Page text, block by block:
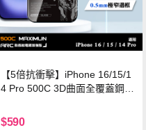
【5倍抗衝擊】iPhone 16/15/1
4 Pro 500C 3D曲面全覆蓋鋼化
保護貼
$590